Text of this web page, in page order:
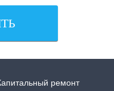
ремонт